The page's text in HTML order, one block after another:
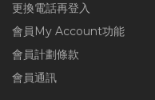
更換電話再登入
會員My Account功能
會員計劃條款
會員通訊